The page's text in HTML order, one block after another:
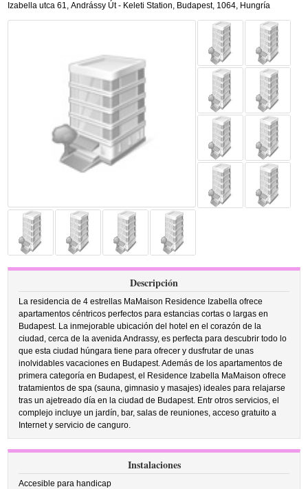
Izabella utca 61,Andrássy Út - Keleti Station, Budapest, 1064, Hungría
Descripción
La residencia de 4 estrellas MaMaison Residence Izabella ofrece
apartamentos céntricos perfectos para estancias cortas o largas en
Budapest. La inmejorable ubicación del hotel en el corazón de la
ciudad, cerca de la avenida Andrassy, es perfecta para descubrir todo lo
que esta ciudad húngara tiene para ofrecer y dusfrutar de unas
inolvidables vacaciones en Budapest. Además de los apartamentos de
primera categoría en Budapest, el Residence Izabella MaMaison ofrece
tratamientos de spa (sauna, gimnasio y masajes) ideales para relajarse
tras un ajetreado día en la ciudad de Budapest. Entr otros servicios, el
complejo incluye un jardín, bar, salas de reuniones, acceso gratuito a
Internet y servicio de canguro.
Instalaciones
Accesible para handicap